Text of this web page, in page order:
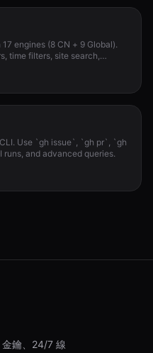
engines (8 CN + 9 Global).
time filters, site search,
Use `gh issue`, `gh pr`, `gh
runs, and advanced queries.
鑰、24/7 線